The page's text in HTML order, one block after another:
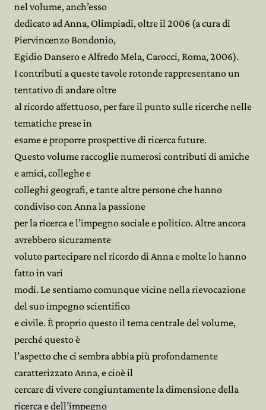
nel volume, anch’esso
dedicato ad Anna, Olimpiadi, oltre il 2006 (a cura di
Piervincenzo Bondonio,
Egidio Dansero e Alfredo Mela, Carocci, Roma, 2006).
I contributi a queste tavole rotonde rappresentano un
tentativo di andare oltre
al ricordo affettuoso, per fare il punto sulle ricerche nelle
tematiche prese in
esame e proporre prospettive di ricerca future.
Questo volume raccoglie numerosi contributi di amiche
e amici, colleghe e
colleghi geografi, e tante altre persone che hanno
condiviso con Anna la passione
per la ricerca e l’impegno sociale e politico. Altre ancora
avrebbero sicuramente
voluto partecipare nel ricordo di Anna e molte lo hanno
fatto in vari
modi. Le sentiamo comunque vicine nella rievocazione
del suo impegno scientifico
e civile. È proprio questo il tema centrale del volume,
perché questo è
l’aspetto che ci sembra abbia più profondamente
caratterizzato Anna, e cioè il
cercare di vivere congiuntamente la dimensione della
ricerca e dell’impegno